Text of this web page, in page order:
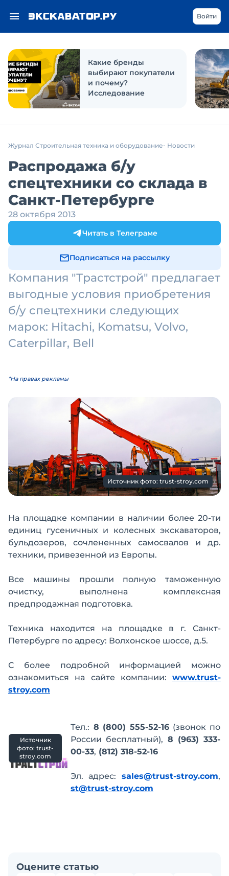
Войти
Какие бренды
выбирают покупатели
и почему?
Исследование
Журнал Строительная техника и оборудование Новости
Распродажа б/у
спецтехники со склада в
Санкт-Петербурге
28 октября 2013
Читать в Телеграме
Подписаться на рассылку
Компания "Трастстрой" предлагает
выгодные условия приобретения
б/у cпецтехники следующих
марок: Hitachi, Komatsu, Volvo,
Caterpillar, Bell
*На правах рекламы
Источник фото: trust-stroy.com
На площадке компании в наличии более 20-ти
единиц гусеничных и колесных экскаваторов,
бульдозеров, сочлененных самосвалов и др.
техники, привезенной из Европы.
Все машины прошли полную таможенную
очистку, выполнена комплексная
предпродажная подготовка.
Техника находится на площадке в г. Санкт-
Петербурге по адресу: Волхонское шоссе, д.5.
С более подробной информацией можно
ознакомиться на сайте компании: www.trust-
stroy.com
Источник
фото: trust-
stroy.com
Тел.: 8 (800) 555-52-16 (звонок по
России бесплатный), 8 (963) 333-
00-33, (812) 318-52-16
Эл. адрес: sales@trust-stroy.com,
st@trust-stroy.com
Оцените статью